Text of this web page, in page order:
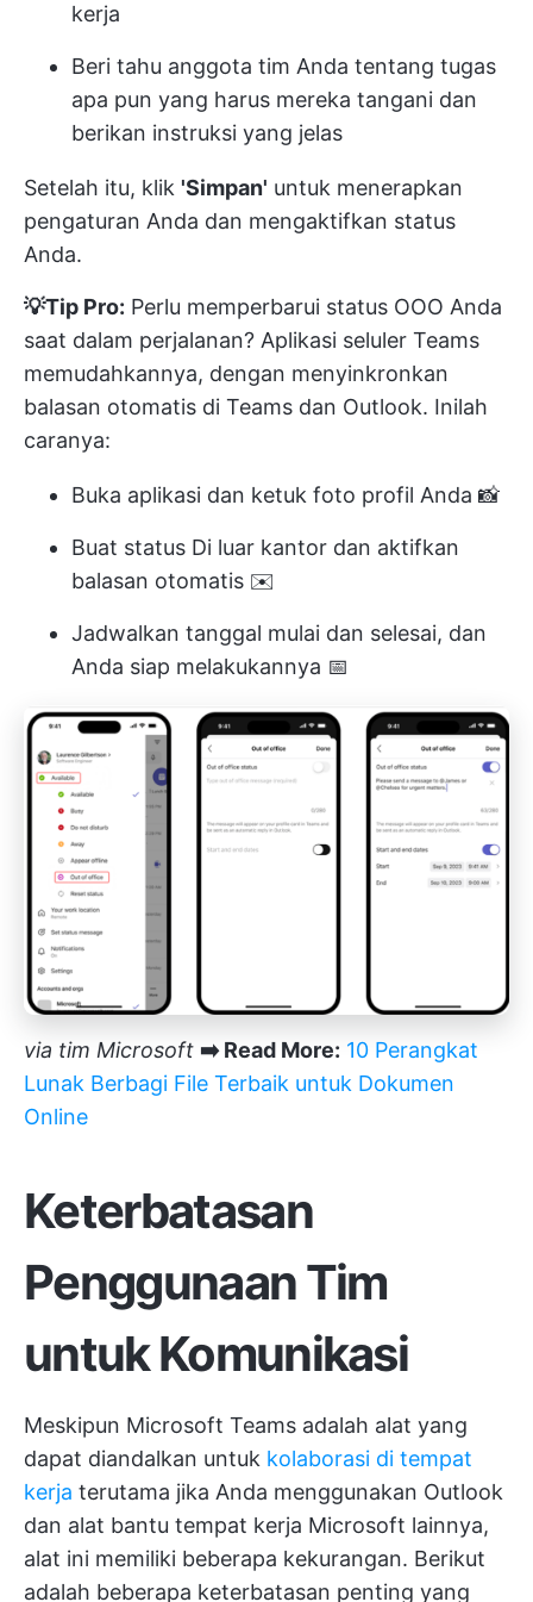
kerja
Beri tahu anggota tim Anda tentang tugas
apa pun yang harus mereka tangani dan
berikan instruksi yang jelas
Setelah itu, klik 'Simpan' untuk menerapkan
pengaturan Anda dan mengaktifkan status
Anda.
💡Tip Pro: Perlu memperbarui status OOO Anda
saat dalam perjalanan? Aplikasi seluler Teams
memudahkannya, dengan menyinkronkan
balasan otomatis di Teams dan Outlook. Inilah
caranya:
Buka aplikasi dan ketuk foto profil Anda 📸
Buat status Di luar kantor dan aktifkan
balasan otomatis ✉️
Jadwalkan tanggal mulai dan selesai, dan
Anda siap melakukannya 📅
via tim Microsoft ➡️ Read More: 10 Perangkat
Lunak Berbagi File Terbaik untuk Dokumen
Online
Keterbatasan
Penggunaan Tim
untuk Komunikasi
Meskipun Microsoft Teams adalah alat yang
dapat diandalkan untuk kolaborasi di tempat
kerja terutama jika Anda menggunakan Outlook
dan alat bantu tempat kerja Microsoft lainnya,
alat ini memiliki beberapa kekurangan. Berikut
adalah beberapa keterbatasan penting yang